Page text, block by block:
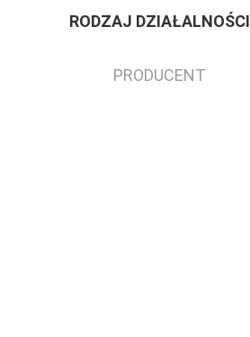
RODZAJ DZIAŁALNOŚCI
PRODUCENT